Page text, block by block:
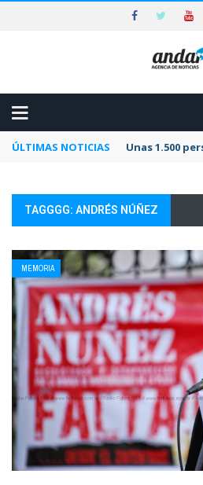
ÚLTIMAS NOTICIAS Unas 1.500
TAGGGG: ANDRÉS NÚÑEZ
MEMORIA